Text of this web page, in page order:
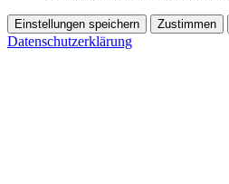
Einstellungen speichern Zustimmen
Datenschutzerklärung